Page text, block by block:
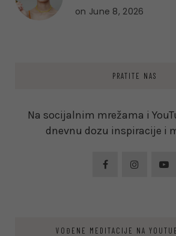
on June 8, 2026
PRATITE NAS
Na socijalnim mrežama i
dnevnu dozu inspiracije i
VOĐENE MEDITACIJE NA